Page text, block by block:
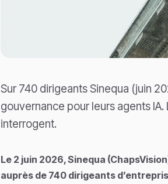
Sur 740 dirigeants Sinequa (juin
gouvernance pour leurs agents
interrogent.
Le 2 juin 2026, Sinequa
auprès de 740 dirigeants